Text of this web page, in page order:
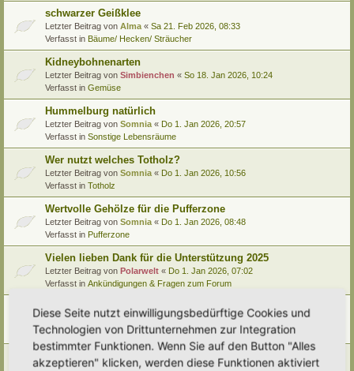
schwarzer Geißklee
Letzter Beitrag von Alma « Sa 21. Feb 2026, 08:33
Verfasst in Bäume/ Hecken/ Sträucher
Kidneybohnenarten
Letzter Beitrag von Simbienchen « So 18. Jan 2026, 10:24
Verfasst in Gemüse
Hummelburg natürlich
Letzter Beitrag von Somnia « Do 1. Jan 2026, 20:57
Verfasst in Sonstige Lebensräume
Wer nutzt welches Totholz?
Letzter Beitrag von Somnia « Do 1. Jan 2026, 10:56
Verfasst in Totholz
Wertvolle Gehölze für die Pufferzone
Letzter Beitrag von Somnia « Do 1. Jan 2026, 08:48
Verfasst in Pufferzone
Vielen lieben Dank für die Unterstützung 2025
Letzter Beitrag von Polarwelt « Do 1. Jan 2026, 07:02
Verfasst in Ankündigungen & Fragen zum Forum
Pflanzenportrait (9): Quitte
Letzter Beitrag von Ann1981«Mi 24. Dez 2025, 12:15
Verfasst inPflanzenportraits/ Identifikation
Video Empfehlung (nicht nur) für Kinder
Letzter Beitrag vonMiri « Di 23. Dez 2025, 21:56
Diese Seite nutzt einwilligungsbedürftige Cookies und
Technologien von Drittunternehmen zur Integration
bestimmter Funktionen. Wenn Sie auf den Button "Alles
akzeptieren" klicken, werden diese Funktionen aktiviert